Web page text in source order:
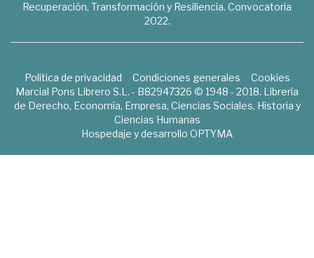
Recuperación, Transformación y Resiliencia. Convocatoria
2022.
Política de privacidad Condiciones generales
Cookies
Marcial Pons Librero S.L. - B82947326 © 1948 - 2018. Librería
de Derecho, Economía, Empresa, Ciencias Sociales, Historia y
Ciencias Humanas
Hospedaje y desarrollo OPTYMA